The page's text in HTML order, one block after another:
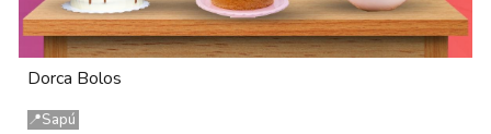
Dorca Bolos
📍Sapú